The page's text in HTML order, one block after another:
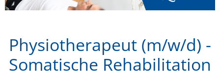
Physiotherapeut (m/w/d) -
Somatische Rehabilitation